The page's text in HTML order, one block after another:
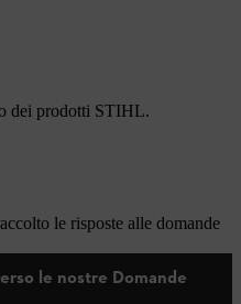
dei prodotti STIHL.
le risposte alle domande
le nostre Domande